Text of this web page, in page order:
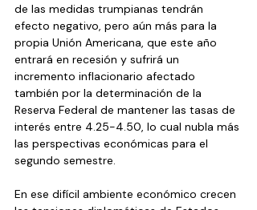
de las medidas trumpianas tendrán
efecto negativo, pero aún más para la
propia Unión Americana, que este año
entrará en recesión y sufrirá un
incremento inflacionario afectado
también por la determinación de la
Reserva Federal de mantener las tasas de
interés entre 4.25-4.50, lo cual nubla más
las perspectivas económicas para el
segundo semestre.
En ese difícil ambiente económico crecen